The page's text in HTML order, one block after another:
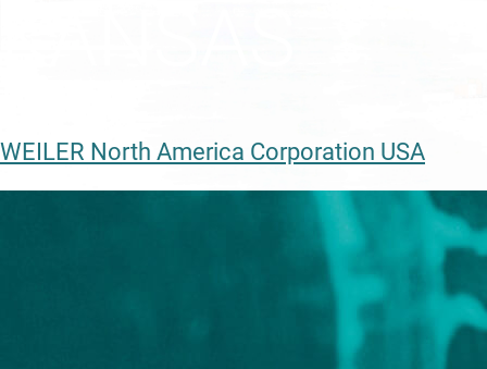
WEILER North America Corporation USA